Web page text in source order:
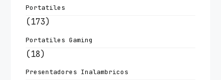
Portatiles
(173)
Portatiles Gaming
(18)
Presentadores Inalambricos